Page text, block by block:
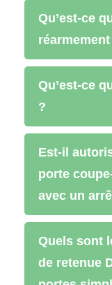
Qu’est-ce
réarmement
Qu’est-ce
?
Est-il
porte
avec un
Quels sont
de retenue